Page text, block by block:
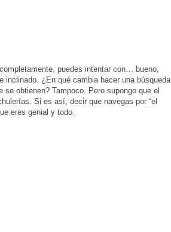
puedes intentar con… bueno,
inclinado. ¿En qué cambia hacer una búsqueda
obtienen? Tampoco. Pero supongo que el
Si es así, decir que navegas por “el
eres genial y todo.